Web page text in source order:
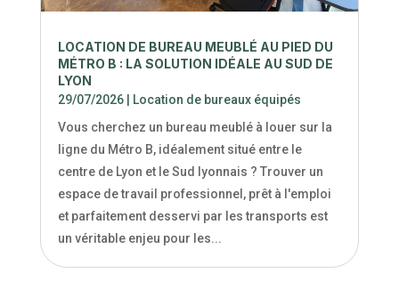
LOCATION DE BUREAU MEUBLÉ AU PIED DU
MÉTRO B : LA SOLUTION IDÉALE AU SUD DE
LYON
29/07/2026|
Location de bureaux équipés
Vous cherchez un bureau meublé à louer sur la
ligne du Métro B, idéalement situé entre le
centre de Lyon et le Sud lyonnais ? Trouver un
espace de travail professionnel, prêt à l'emploi
et parfaitement desservi par les transports est
un véritable enjeu pour les...